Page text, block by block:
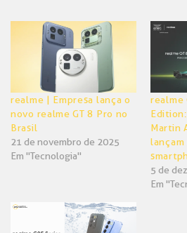
em
nova
janela)
em
nova
janela)
realme | Empresa lança o
novo realme GT 8 Pro no
Brasil
21 de novembro de 2025
Em "Tecnologia"
realme
Martin
lançam
5 de
Em